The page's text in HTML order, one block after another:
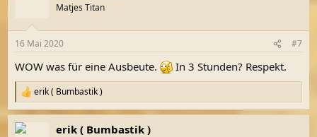
e
:
Matjes Titan
16 Mai 2020 #7
WOW was für eine Ausbeute. In 3 Stunden? Respekt.
R
e
a
k
erik ( Bumbastik )
erik ( Bumbastik )